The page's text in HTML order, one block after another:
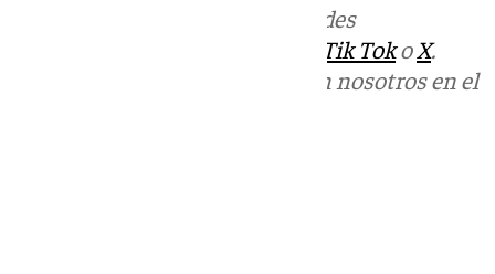
en las redes
Tik TokoX.
Puedes ponerte en contacto con nosotros en el